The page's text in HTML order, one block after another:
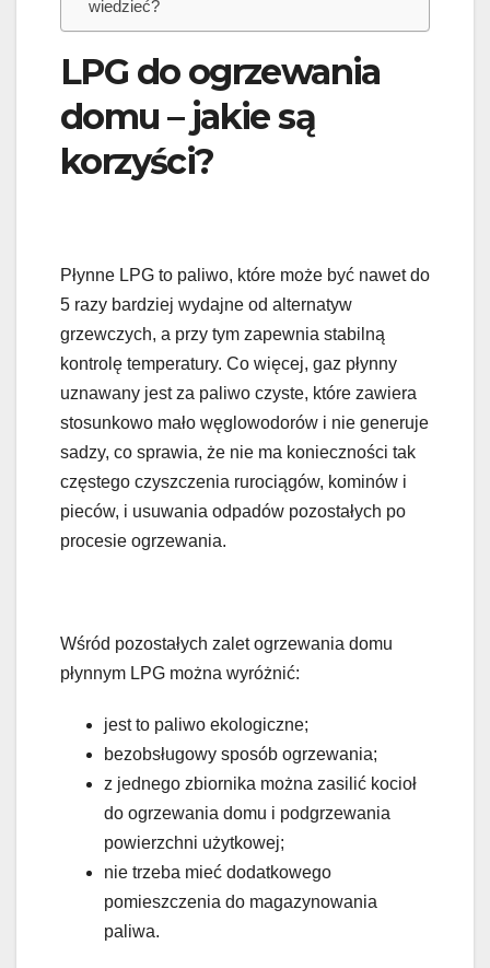
wiedzieć?
LPG do ogrzewania
domu – jakie są
korzyści?
Płynne LPG to paliwo, które może być nawet do
5 razy bardziej wydajne od alternatyw
grzewczych, a przy tym zapewnia stabilną
kontrolę temperatury. Co więcej, gaz płynny
uznawany jest za paliwo czyste, które zawiera
stosunkowo mało węglowodorów i nie generuje
sadzy, co sprawia, że nie ma konieczności tak
częstego czyszczenia rurociągów, kominów i
pieców, i usuwania odpadów pozostałych po
procesie ogrzewania.
Wśród pozostałych zalet ogrzewania domu
płynnym LPG można wyróżnić:
jest to paliwo ekologiczne;
bezobsługowy sposób ogrzewania;
z jednego zbiornika można zasilić kocioł
do ogrzewania domu i podgrzewania
powierzchni użytkowej;
nie trzeba mieć dodatkowego
pomieszczenia do magazynowania
paliwa.